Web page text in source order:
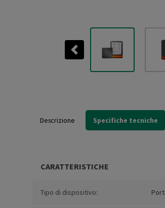
Previous
Descrizione Specifiche tecniche
CARATTERISTICHE
Tipo di dispositivo: